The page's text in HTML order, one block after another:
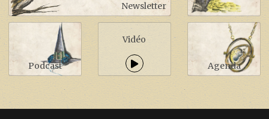
Newsletter
Podcast
Vidéo
Agenda